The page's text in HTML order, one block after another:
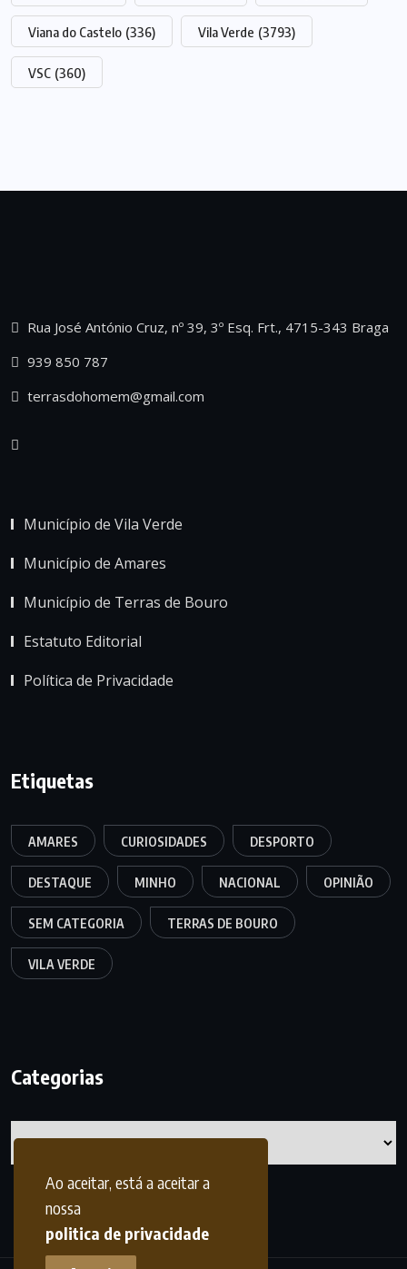
Ao aceitar, está a aceitar a
nossa
politica de privacidade
Viana do Castelo (336) Vila Verde (3793)
VSC (360)
Rua José António Cruz, nº 39, 3º Esq. Frt., 4715-343 Braga
939 850 787
terrasdohomem@gmail.com
Município de Vila Verde
Município de Amares
Município de Terras de Bouro
Estatuto Editorial
Política de Privacidade
Etiquetas
AMARES CURIOSIDADES DESPORTO
DESTAQUE MINHO NACIONAL OPINIÃO
SEM CATEGORIA TERRAS DE BOURO
VILA VERDE
Categorias